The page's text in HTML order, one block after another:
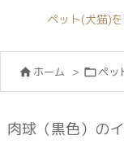
ペット(犬猫)
 ホーム > ペッ
肉球（黒色）の